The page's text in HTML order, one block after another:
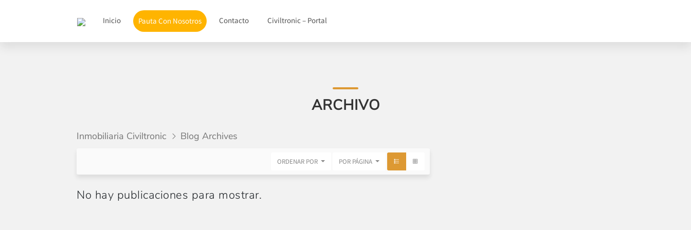
Inicio Pauta Con Nosotros Contacto Civiltronic – Portal
ARCHIVO
Inmobiliaria Civiltronic Blog Archives
ORDENAR POR POR PÁGINA
No hay publicaciones para mostrar.